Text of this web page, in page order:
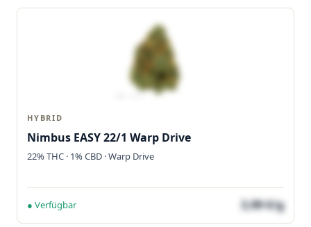
HYBRID
Nimbus EASY 22/1 Warp Drive
22% THC · 1% CBD · Warp Drive
● Verfügbar 3,99 €/g